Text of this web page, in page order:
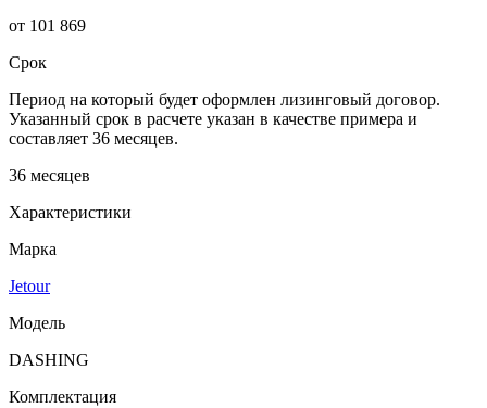
от 101 869
Срок
Период на который будет оформлен лизинговый договор.
Указанный срок в расчете указан в качестве примера и
составляет 36 месяцев.
36 месяцев
Характеристики
Марка
Jetour
Модель
DASHING
Комплектация